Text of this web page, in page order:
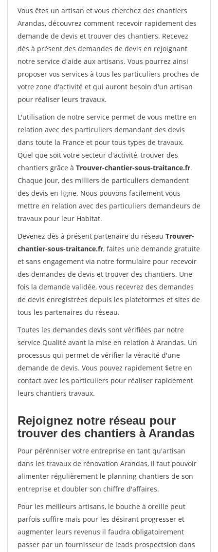
Vous êtes un artisan et vous cherchez des chantiers
Arandas, découvrez comment recevoir rapidement des
demande de devis et trouver des chantiers. Recevez
dès à présent des demandes de devis en rejoignant
notre service d'aide aux artisans. Vous pourrez ainsi
proposer vos services à tous les particuliers proches de
votre zone d'activité et qui auront besoin d'un artisan
pour réaliser leurs travaux.
L'utilisation de notre service permet de vous mettre en
relation avec des particuliers demandant des devis
dans toute la France et pour tous types de travaux.
Quel que soit votre secteur d'activité, trouver des
chantiers grâce à Trouver-chantier-sous-traitance.fr.
Chaque jour, des milliers de particuliers demandent
des devis en ligne. Nous pouvons facilement vous
mettre en relation avec des particuliers demandeurs de
travaux pour leur Habitat.
Devenez dès à présent partenaire du réseau Trouver-
chantier-sous-traitance.fr, faites une demande gratuite
et sans engagement via notre formulaire pour recevoir
des demandes de devis et trouver des chantiers. Une
fois la demande validée, vous recevrez des demandes
de devis enregistrées depuis les plateformes et sites de
tous les partenaires du réseau.
Toutes les demandes devis sont vérifiées par notre
service Qualité avant la mise en relation à Arandas. Un
processus qui permet de vérifier la véracité d'une
demande de devis. Vous pouvez rapidement $etre en
contact avec les particuliers pour réaliser rapidement
leurs chantiers travaux.
Rejoignez notre réseau pour
trouver des chantiers à Arandas
Pour pérénniser votre entreprise en tant qu'artisan
dans les travaux de rénovation Arandas, il faut pouvoir
alimenter régulièrement le planning chantiers de son
entreprise et doubler son chiffre d'affaires.
Pour les meilleurs artisans, le bouche à oreille peut
parfois suffire mais pour les désirant progresser et
augmenter leurs revenus il faudra obligatoirement
passer par un fournisseur de leads prospectsion dans